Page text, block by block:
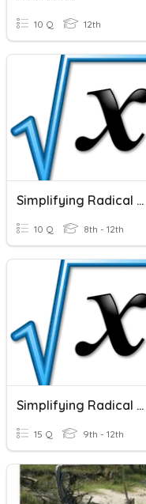
10 Q 12th
Simplifying Radical Expressions
10 Q 8th - 12th
Simplifying Radical Expressions
15 Q 9th - 12th